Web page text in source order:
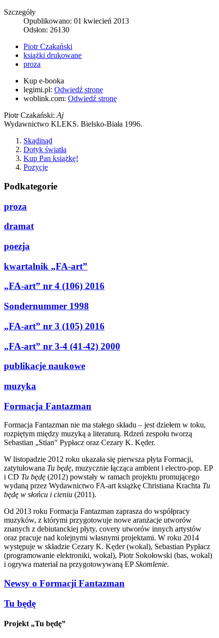
Szczegóły
Opublikowano: 01 kwiecień 2013
Odsłon: 26130
Piotr Czakański
książki drukowane
proza
Kup e-booka
legimi.pl: Odwiedź stronę
woblink.com: Odwiedź stronę
Piotr Czakański: Aj
Wydawnictwo KLEKS. Bielsko-Biała 1996.
Skądinąd
Dotyk światła
Kup Pan książkę!
Pozycje
Podkategorie
proza
dramat
poezja
kwartalnik „FA-art”
„FA-art” nr 4 (106) 2016
Sondernummer 1998
„FA-art” nr 3 (105) 2016
„FA-art” nr 3-4 (41-42) 2000
publikacje naukowe
muzyka
Formacja Fantazman
Formacja Fantazman nie ma stałego składu – jest dziełem w toku,
rozpiętym między muzyką a literaturą. Rdzeń zespołu tworzą
Sebastian „Stian" Pypłacz oraz Cezary K. Kęder.
W listopadzie 2012 roku ukazała się pierwsza płyta Formacji,
zatytułowana Tu będę, muzycznie łącząca ambient i electro-pop. EP
i CD Tu będę (2012) powstały w ramach projektu promującego
wydaną przez Wydawnictwo FA-art książkę Christiana Krachta Tu
będę w słońcu i cieniu (2011).
Od 2013 roku Formacja Fantazman zaprasza do współpracy
muzyków, z którymi przygotowuje nowe aranżacje utworów
znanych z debiutanckiej płyty, covery utworów innych artystów
oraz pracuje nad kolejnymi własnymi projektami. W roku 2014
występuje w składzie Cezary K. Kęder (wokal), Sebastian Pypłacz
(programowanie elektroniki, wokal), Piotr Sokołowski (bas, wokal)
i ogrywa materiał na przygotowywaną EPSkomlenie.
Newsy o Formacji Fantazman
Tu będę
Projekt „Tu będę”